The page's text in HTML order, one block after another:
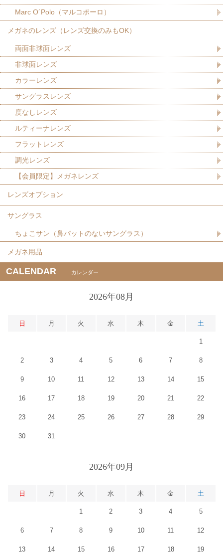
Marc O´Polo（マルコポーロ）
メガネのレンズ（レンズ交換のみもOK）
両面非球面レンズ
非球面レンズ
カラーレンズ
サングラスレンズ
度なしレンズ
ルティーナレンズ
フラットレンズ
調光レンズ
【会員限定】メガネレンズ
レンズオプション
サングラス
ちょこサン（鼻パットのないサングラス）
メガネ用品
CALENDAR カレンダー
2026年08月
日 月 火 水 木 金 土
1
2 3 4 5 6 7 8
9 10 11 12 13 14 15
16 17 18 19 20 21 22
23 24 25 26 27 28 29
30 31
2026年09月
日 月 火 水 木 金 土
1 2 3 4 5
6 7 8 9 10 11 12
13 14 15 16 17 18 19